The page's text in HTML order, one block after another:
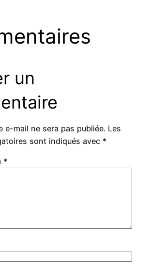
un
e-mail ne sera pas publiée. Les
sont indiqués avec *
*